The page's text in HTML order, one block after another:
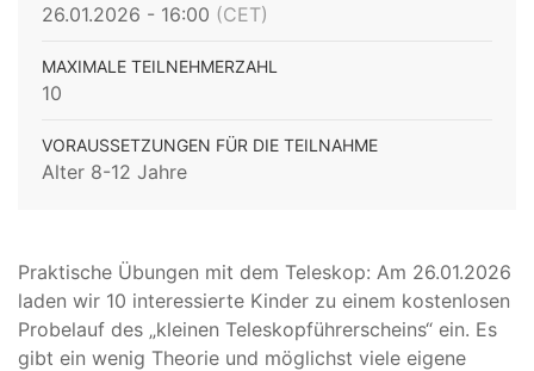
26.01.2026 - 16:00 (CET)
MAXIMALE TEILNEHMERZAHL
10
VORAUSSETZUNGEN FÜR DIE TEILNAHME
Alter 8-12 Jahre
Praktische Übungen mit dem Teleskop: Am 26.01.2026
laden wir 10 interessierte Kinder zu einem kostenlosen
Probelauf des „kleinen Teleskopführerscheins“ ein. Es
gibt ein wenig Theorie und möglichst viele eigene